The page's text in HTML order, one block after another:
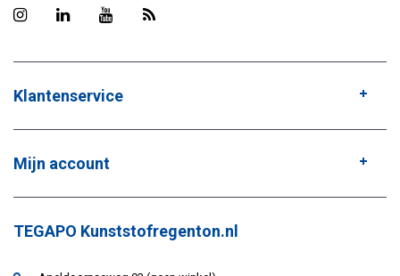
Klantenservice
Mijn account
TEGAPO Kunststofregenton.nl